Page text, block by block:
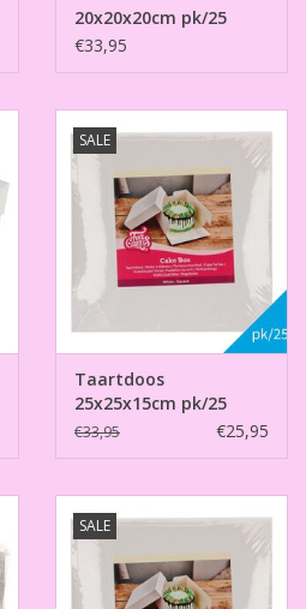
20x20x20cm pk/25
€33,95
SALE
Taartdoos
25x25x15cm pk/25
€33,95 €25,95
SALE